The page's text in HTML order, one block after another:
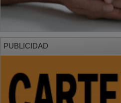
PUBLICIDAD